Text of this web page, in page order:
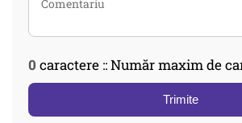
0 caractere :: Număr maxim de
Trimite